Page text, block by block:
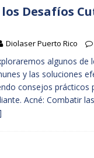
Desafíos
Diolaser Puerto Rico
algunos de
y las soluciones
consejos prácticos
Acné: Combatir